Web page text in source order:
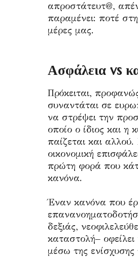
απροστάτευτ@,
παραμένει: ποτέ
μέρες μας.
Ασφάλεια vs
Πρόκειται,
συναντάται σε
να στρέψει την
οποίο ο ίδιος και η
παίζεται και
οικονομική
πρώτη φορά που
κανόνα.
Έναν κανόνα που
δεξιάς,
καταστολή–
μέσω της ενίσχυσης